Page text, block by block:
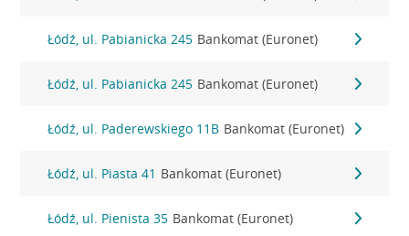
Łódź, ul. Pabianicka 245 Bankomat (Euronet)
Łódź, ul. Pabianicka 245 Bankomat (Euronet)
Łódź, ul. Paderewskiego 11B Bankomat (Euronet)
Łódź, ul. Piasta 41 Bankomat (Euronet)
Łódź, ul. Pienista 35 Bankomat (Euronet)